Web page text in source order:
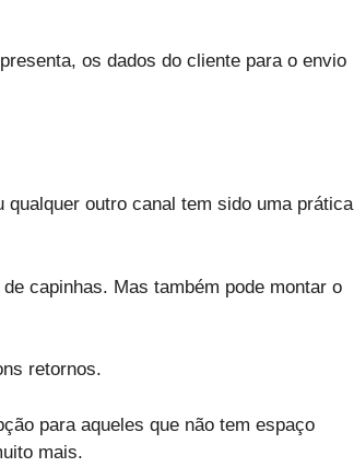
os dados do cliente para o envio
qualquer outro canal tem sido uma prática
capinhas. Mas também pode montar o
retornos.
para aqueles que não tem espaço
mais.